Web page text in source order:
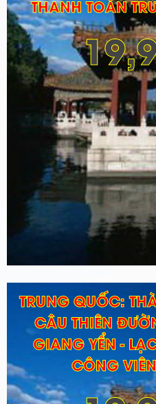
THANH TOÁN
TRUNG QUỐC:
CÂU THIÊN
GIANG YỂN -
CÔNG